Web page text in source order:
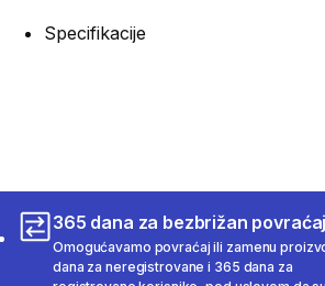
Specifikacije
365 dana za bezbrižan povraćaj
Omogućavamo povraćaj ili zamenu
dana za neregistrovane i 365 dana za